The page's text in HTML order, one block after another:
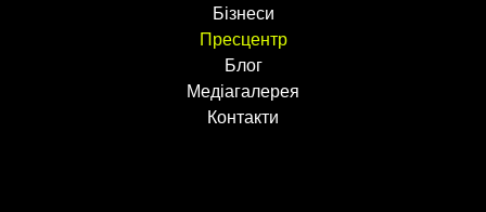
Бізнеси
Пресцентр
Блог
Медіагалерея
Контакти